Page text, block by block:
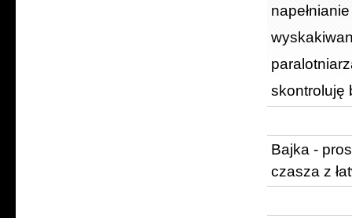
skontroluję
Bajka -
czasza z